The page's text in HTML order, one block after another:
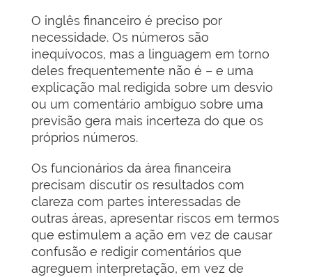
O inglês financeiro é preciso por
necessidade. Os números são
inequívocos, mas a linguagem em torno
deles frequentemente não é – e uma
explicação mal redigida sobre um desvio
ou um comentário ambíguo sobre uma
previsão gera mais incerteza do que os
próprios números.
Os funcionários da área financeira
precisam discutir os resultados com
clareza com partes interessadas de
outras áreas, apresentar riscos em termos
que estimulem a ação em vez de causar
confusão e redigir comentários que
agreguem interpretação, em vez de